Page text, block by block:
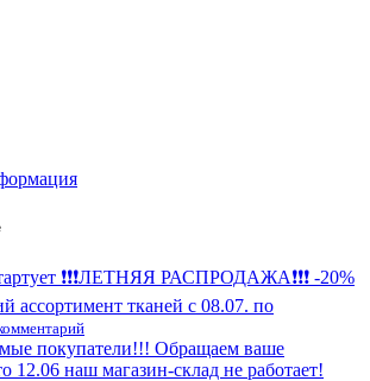
❗️❗️❗️ЛЕТНЯЯ РАСПРОДАЖА❗️❗️❗️ -20%
ассортимент тканей с 08.07. по
покупатели!!! Обращаем ваше
12.06 наш магазин-склад не работает!